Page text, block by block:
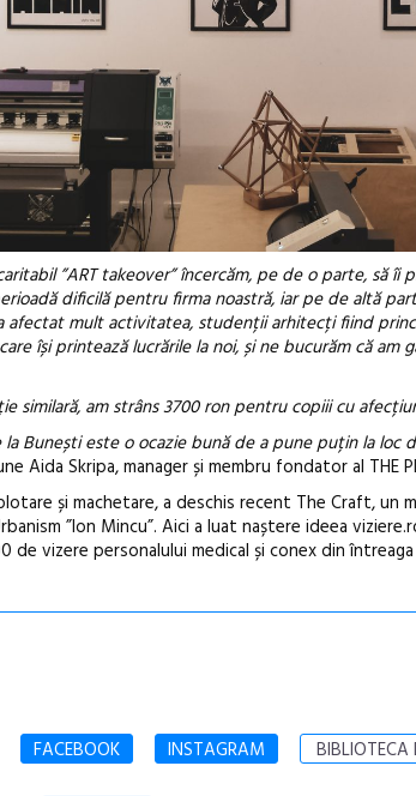
”ART takeover” încercăm, pe de o parte, să
dificilă pentru firma noastră, iar pe de altă
afectat mult activitatea, studenții arhitecți fiind
își printează lucrările la noi, și ne bucurăm că
similară, am strâns 3700 ron pentru copiii cu
Bunești este o ocazie bună de a pune puțin la loc
Aida Skripa, manager și membru fondator al THE
și machetare, a deschis recent The Craft, un
”Ion Mincu”. Aici a luat naștere ideea
vizere personalului medical și conex din întreaga
FACEBOOK INSTAGRAM BIBLIOTECA